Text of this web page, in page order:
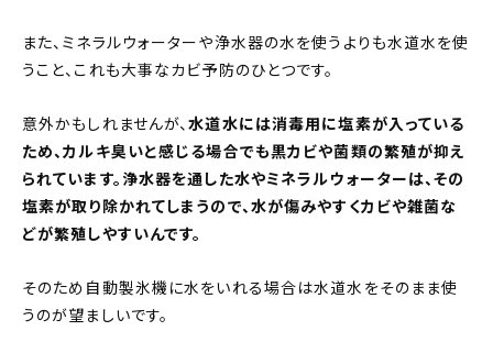
また、ミネラルウォーターや浄水器の水を使うよりも水道水を使
うこと、これも大事なカビ予防のひとつです。
意外かもしれませんが、水道水には消毒用に塩素が入っている
ため、カルキ臭いと感じる場合でも黒カビや菌類の繁殖が抑え
られています。浄水器を通した水やミネラルウォーターは、その
塩素が取り除かれてしまうので、水が傷みやすくカビや雑菌な
どが繁殖しやすいんです。
そのため自動製氷機に水をいれる場合は水道水をそのまま使
うのが望ましいです。